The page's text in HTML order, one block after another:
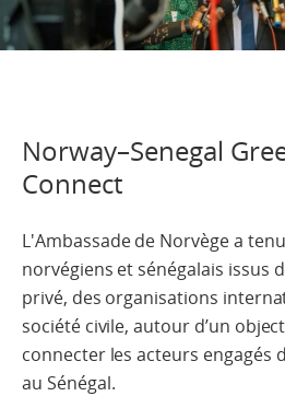
Norway–Senegal
Connect
L'Ambassade de Norvège a
norvégiens et sénégalais issus
privé, des organisations
société civile, autour d’un
connecter les acteurs engagés
au Sénégal.